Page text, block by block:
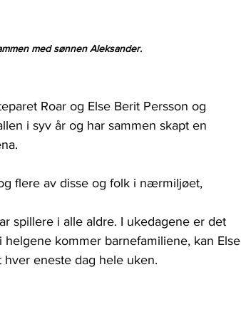
med sønnen Aleksander.
Roar og Else Berit Persson og
i syv år og har sammen skapt en
flere av disse og folk i nærmiljøet,
spillere i alle aldre. I ukedagene er det
kommer barnefamiliene, kan Else
eneste dag hele uken.